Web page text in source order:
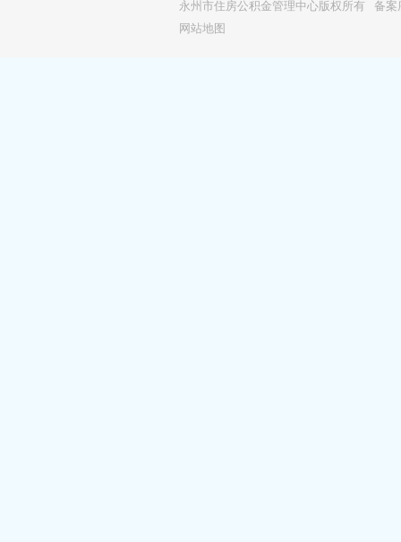
永州市住房公积金管理中心版权所有 备案
网站地图